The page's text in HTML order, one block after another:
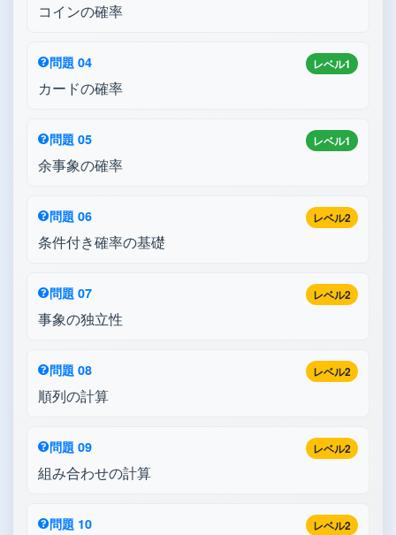
コインの確率
レベル1
問題 04
カードの確率
レベル1
問題 05
余事象の確率
レベル2
問題 06
条件付き確率の基礎
レベル2
問題 07
事象の独立性
レベル2
問題 08
順列の計算
レベル2
問題 09
組み合わせの計算
レベル2
問題 10